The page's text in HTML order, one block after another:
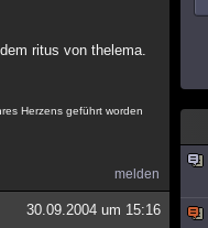
ritus von thelema.
Herzens geführt worden
melden
30.09.2004 um 15:16